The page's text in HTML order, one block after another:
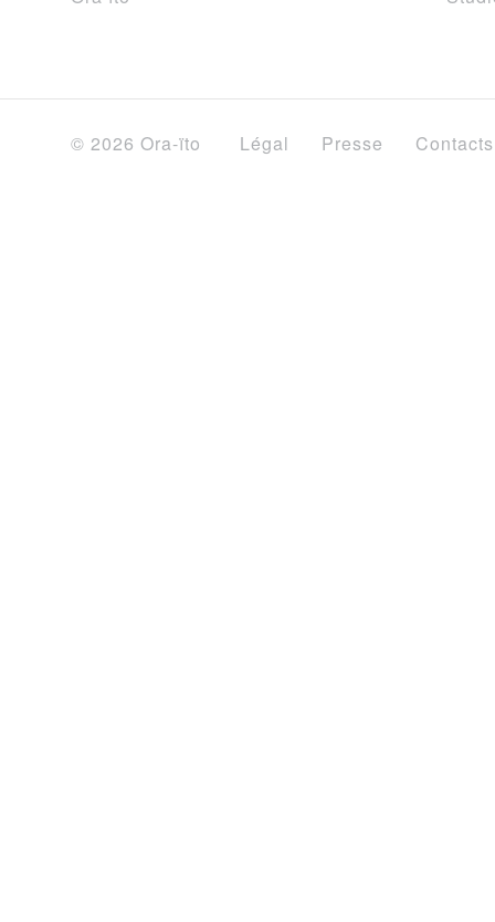
© 2026 Ora-ïto Légal Presse Contacts